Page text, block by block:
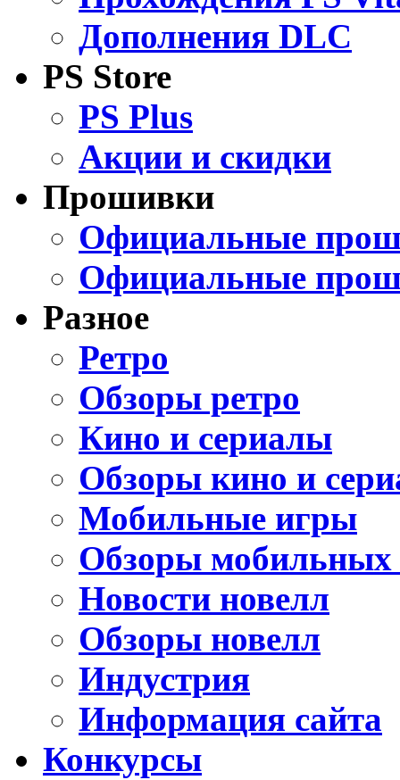
Дополнения DLC
PS Store
PS Plus
Акции и скидки
Прошивки
Официальные
Официальные
Разное
Ретро
Обзоры ретро
Кино и сериалы
Обзоры кино и
Мобильные игры
Обзоры мобильных
Новости новелл
Обзоры новелл
Индустрия
Информация сайта
Конкурсы